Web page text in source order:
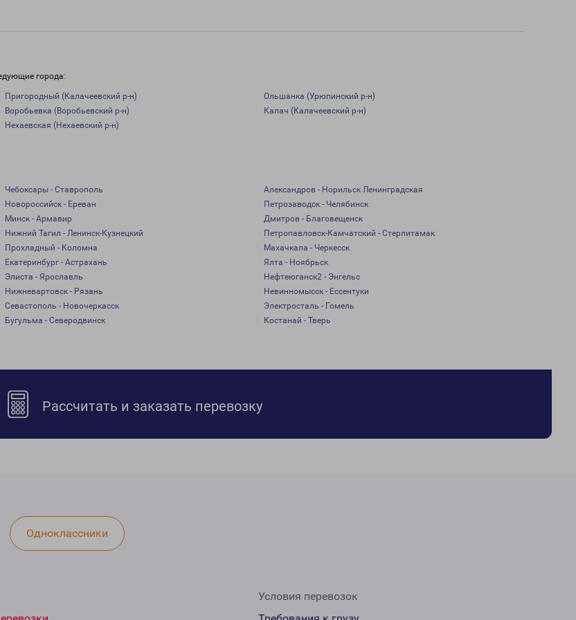
города:
Пригородный (Калачеевский р-н)
Ольшанка (Урюпинский р-н)
Воробьевка (Воробьевский р-н)
Калач (Калачеевский р-н)
Нехаевская (Нехаевский р-н)
Чебоксары - Ставрополь
Александров - Норильск Ленинградская
Новороссийск - Ереван
Петрозаводск - Челябинск
Минск - Армавир
Дмитров - Благовещенск
Нижний Тагил - Ленинск-Кузнецкий
Петропавловск-Камчатский - Стерлитамак
Прохладный - Коломна
Махачкала - Черкесск
Екатеринбург - Астрахань
Ялта - Ноябрьск
Элиста - Ярославль
Нефтеюганск2 - Энгельс
Нижневартовск - Рязань
Невинномысск - Ессентуки
Севастополь - Новочеркасск
Электросталь - Гомель
Бугульма - Северодвинск Костанай - Тверь
Рассчитать и заказать перевозку
Одноклассники
Условия перевозок